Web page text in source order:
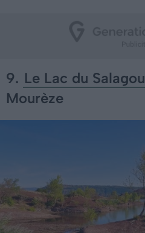
9. Le Lac du Salagou
Mourèze